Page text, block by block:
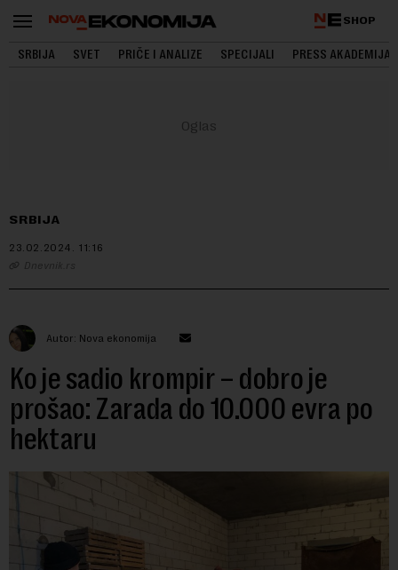
SHOP
SRBIJA SVET PRIČE I ANALIZE SPECIJALI PRESS AKADEMIJA
SRBIJA
23.02.2024. 11:16
Dnevnik.rs
Autor: Nova ekonomija
Ko je sadio krompir – dobro je
prošao: Zarada do 10.000 evra po
hektaru